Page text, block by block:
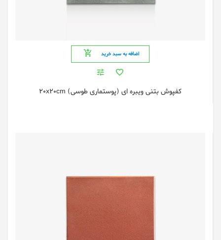
اضافه به سبد خرید
کفپوش بتنی ویبره ای (پوستماری طوسی) 20x20cm